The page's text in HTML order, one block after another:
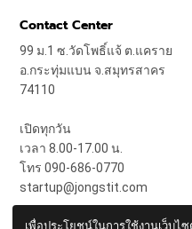
Contact Center
99 ม.1 ซ.วัดโพธิ์แจ้ ต.แคราย
อ.กระทุ่มแบน จ.สมุทรสาคร
74110
เปิดทุกวัน
เวลา 8.00-17.00 น.
โทร 090-686-0770
startup@jongstit.com
เพื่อประโยชน์ในการใช้งานเว็บไ